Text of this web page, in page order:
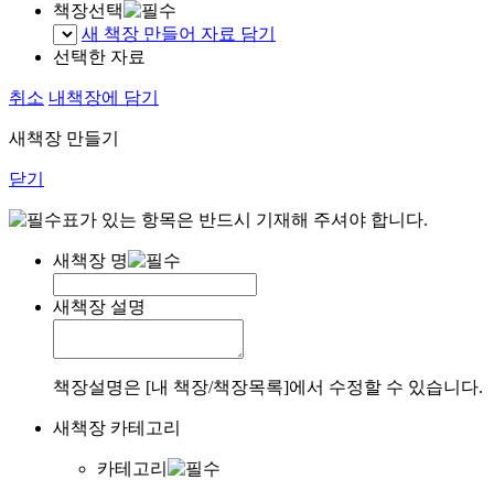
책장선택
새 책장 만들어 자료 담기
선택한 자료
취소 내책장에 담기
새책장 만들기
닫기
표가 있는 항목은 반드시 기재해 주셔야 합니다.
새책장 명
새책장 설명
책장설명은 [내 책장/책장목록]에서 수정할 수 있습니다.
새책장 카테고리
카테고리